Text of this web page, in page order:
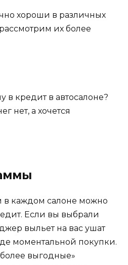
хороши в различных
их более
в каждом салоне можно
Если вы выбрали
выльет на вас ушат
моментальной покупки.
выгодные»